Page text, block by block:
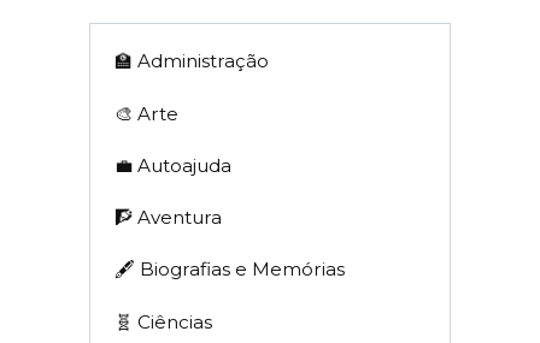
🏫 Administração
🎨 Arte
💼 Autoajuda
🧗 Aventura
🖋 Biografias e Memórias
🧬 Ciências